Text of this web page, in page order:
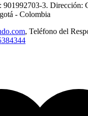
901992703-3. Dirección:
- Colombia
, Teléfono del